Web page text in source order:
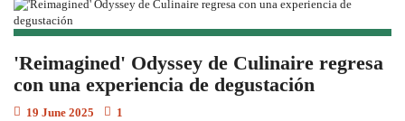
'Reimagined' Odyssey de Culinaire regresa
con una experiencia de degustación
19 June 2025
1